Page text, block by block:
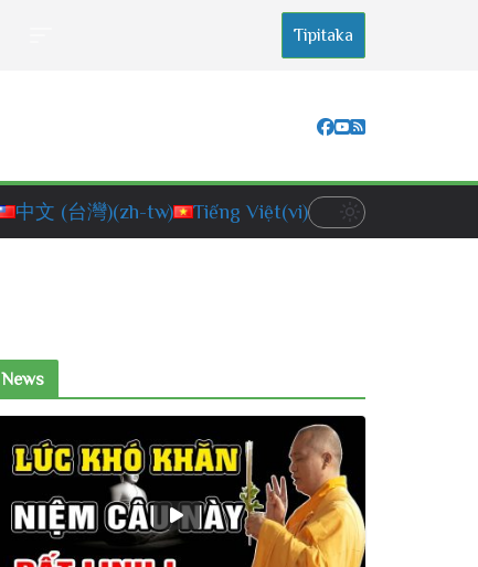
Tipitaka
中文 (台灣)(zh-tw) Tiếng Việt(vi)
News